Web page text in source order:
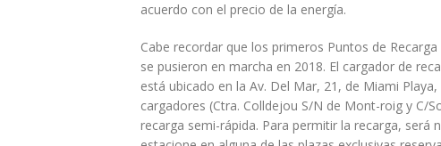
acuerdo con el precio de la energía.
Cabe recordar que los primeros Puntos de Recarga
se pusieron en marcha en 2018. El cargador de
está ubicado en la Av. Del Mar, 21, de Miami
cargadores (Ctra. Colldejou S/N de Mont-roig y C/
recarga semi-rápida. Para permitir la recarga, será